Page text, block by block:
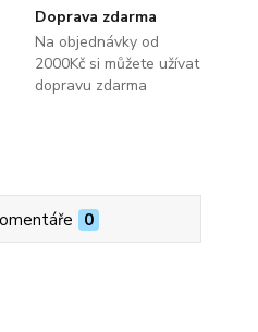
Doprava zdarma
Na objednávky od
2000Kč si můžete užívat
dopravu zdarma
0